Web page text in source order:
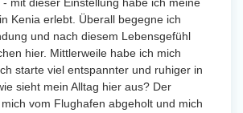
Kenia erlebt. Überall begegne ich
und nach diesem Lebensgefühl
hier. Mittlerweile habe ich mich
starte viel entspannter und ruhiger in
sieht mein Alltag hier aus? Der
vom Flughafen abgeholt und mich